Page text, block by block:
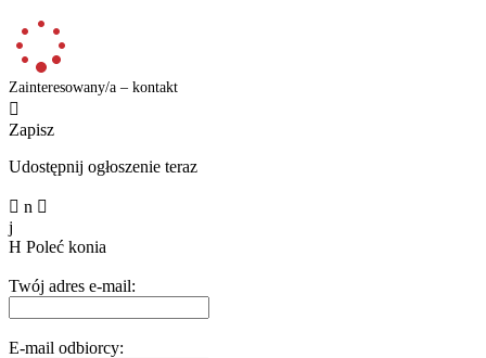
Zainteresowany/a – kontakt

Zapisz
Udostępnij ogłoszenie teraz
 n 
j
H Poleć konia
Twój adres e-mail:
E-mail odbiorcy: